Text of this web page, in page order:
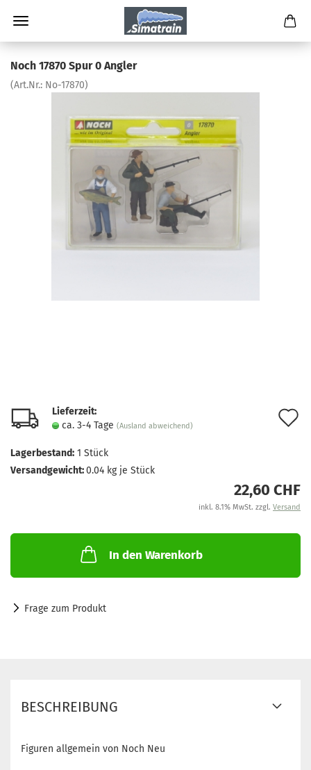
Noch 17870 Spur 0 Angler
(Art.Nr.: No-17870)
Lieferzeit:
ca. 3-4 Tage (Ausland abweichend)
Lagerbestand: 1 Stück
Versandgewicht:0.04 kg je Stück
22,60 CHF
inkl. 8.1% MwSt. zzgl. Versand
In den Warenkorb
Frage zum Produkt
BESCHREIBUNG
Figuren allgemein von Noch Neu